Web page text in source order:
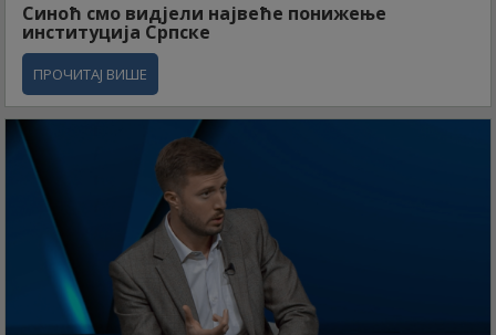
Синоћ смо видјели највеће понижење
институција Српске
ПРОЧИТАЈ ВИШЕ